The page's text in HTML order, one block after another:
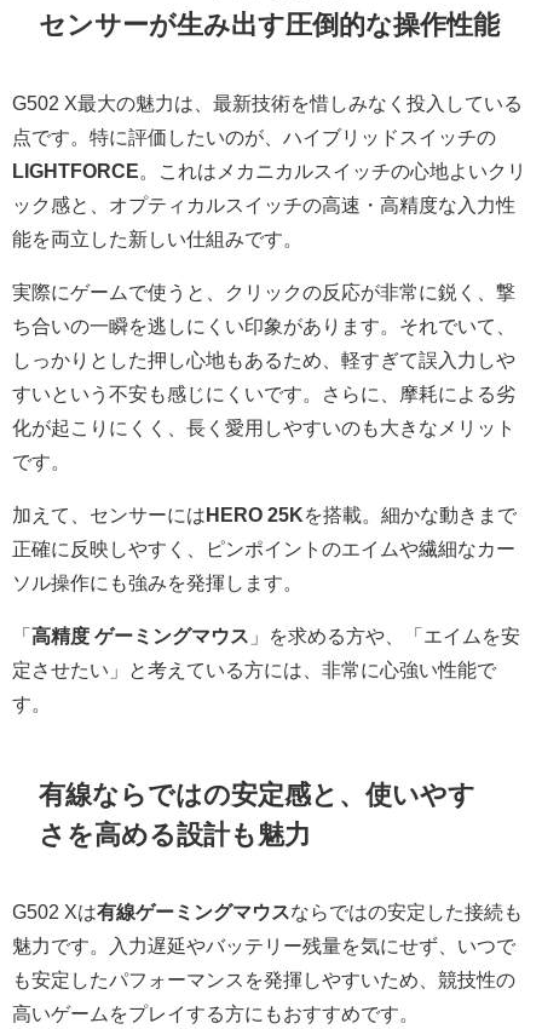
センサーが生み出す圧倒的な操作性能
G502 X最大の魅力は、最新技術を惜しみなく投入している
点です。特に評価したいのが、ハイブリッドスイッチの
LIGHTFORCE 。これはメカニカルスイッチの心地よいクリ
ック感と、オプティカルスイッチの高速・高精度な入力性
能を両立した新しい仕組みです。
実際にゲームで使うと、クリックの反応が非常に鋭く、撃
ち合いの一瞬を逃しにくい印象があります。それでいて、
しっかりとした押し心地もあるため、軽すぎて誤入力しや
すいという不安も感じにくいです。さらに、摩耗による劣
化が起こりにくく、長く愛用しやすいのも大きなメリット
です。
加えて、センサーには HERO 25Kを搭載。細かな動きまで
正確に反映しやすく、ピンポイントのエイムや繊細なカー
ソル操作にも強みを発揮します。
「 高精度 ゲーミングマウス 」を求める方や、「エイムを安
定させたい」と考えている方には、非常に心強い性能で
す。
有線ならではの安定感と、使いやす
さを高める設計も魅力
G502 Xは有線ゲーミングマウスならではの安定した接続も
魅力です。入力遅延やバッテリー残量を気にせず、いつで
も安定したパフォーマンスを発揮しやすいため、競技性の
高いゲームをプレイする方にもおすすめです。